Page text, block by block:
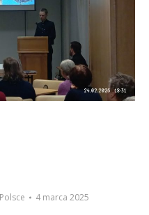
4 marca 2025